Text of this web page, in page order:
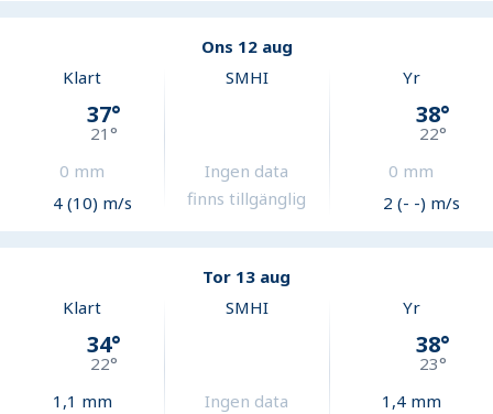
Ons 12 aug
Klart
37°
21°
0 mm
4 (10) m/s
SMHI
Ingen data
finns tillgänglig
Yr
38°
22°
0 mm
2 (- -) m/s
Tor 13 aug
Klart
34°
22°
1,1 mm
SMHI
Ingen data
Yr
38°
23°
1,4mm